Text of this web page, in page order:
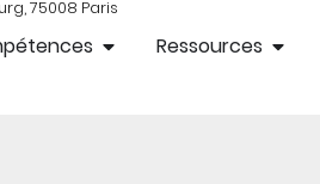
75008 Paris
Ressources